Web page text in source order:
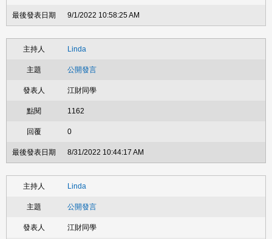
9/1/2022 10:58:25 AM
Linda
公開發言
江財同學
1162
0
8/31/2022 10:44:17 AM
Linda
公開發言
江財同學